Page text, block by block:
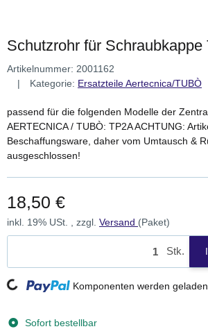
Schutzrohr für Schraubkappe
Artikelnummer: 2001162
Kategorie: Ersatzteile Aertecnica/TUBÒ
passend für die folgenden Modelle der
AERTECNICA / TUBÒ: TP2A ACHTUNG:
Beschaffungsware, daher vom Umtausch &
ausgeschlossen!
18,50 €
inkl. 19% USt. , zzgl. Versand (Paket)
Stk.
Loading... Komponenten werden geladen
Sofort bestellbar